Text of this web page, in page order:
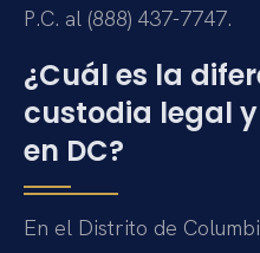
P.C. al (888) 437-7747.
¿Cuál es la
custodia legal
en DC?
En el Distrito de